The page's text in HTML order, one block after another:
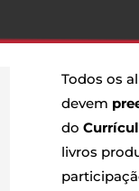
Todos os
devem
do
livros